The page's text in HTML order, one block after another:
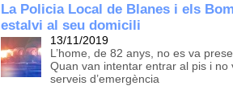
La Policia Local de Blanes i els
estalvi al seu domicili
13/11/2019
L’home, de 82 anys, no es va
Quan van intentar entrar al pis i
serveis d’emergència